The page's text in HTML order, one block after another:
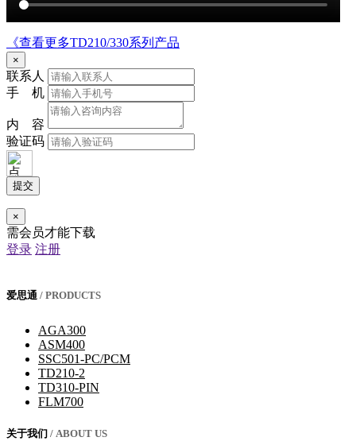
《查看更多TD210/330系列产品
×
联系人
手 机
内 容
验证码
提交
×
需会员才能下载
登录 注册
爱思通 / PRODUCTS
AGA300
ASM400
SSC501-PC/PCM
TD210-2
TD310-PIN
FLM700
关于我们 / ABOUT US